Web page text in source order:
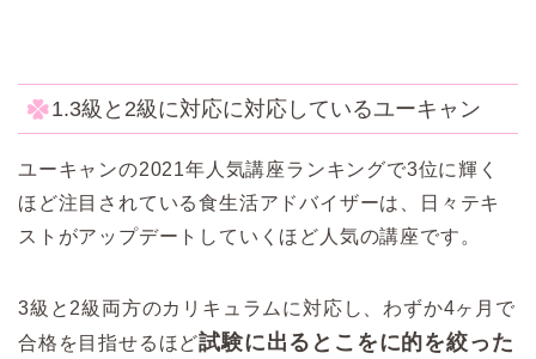
1.3級と2級に対応に対応しているユーキャン
ユーキャンの2021年人気講座ランキングで3位に輝く
ほど注目されている食生活アドバイザーは、日々テキ
ストがアップデートしていくほど人気の講座です。
3級と2級両方のカリキュラムに対応し、わずか4ヶ月で
合格を目指せるほど試験に出るとこをに的を絞った